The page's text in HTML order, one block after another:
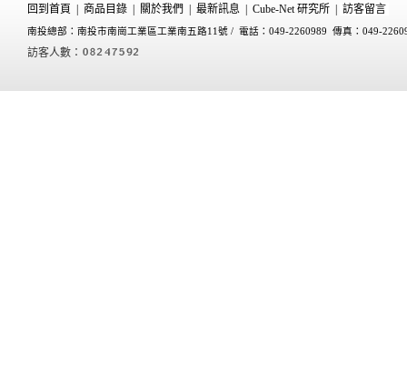
回到首頁 商品目錄 關於我們 最新訊息 Cube-Net 研究所 訪客留言
南投總部：南投市南崗工業區工業南五路11號 / 電話：049-2260989 傳真：049-
訪客人數：